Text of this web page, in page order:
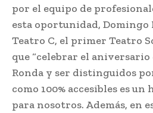
por el equipo de
esta oportunidad, Domingo
Teatro C, el primer Teatro
que “celebrar el aniversario
Ronda y ser distinguidos
como 100% accesibles es
para nosotros. Además, en